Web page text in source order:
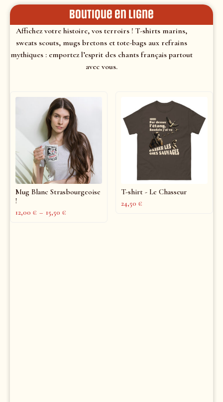
Boutique en ligne
Affichez votre histoire, vos terroirs ! T-shirts marins,
sweats scouts, mugs bretons et tote-bags aux refrains
mythiques : emportez l’esprit des chants français partout
avec vous.
Mug Blanc Strasbourgeoise
!
12,00 € – 15,50 €
T-shirt - Le Chasseur
24,50 €